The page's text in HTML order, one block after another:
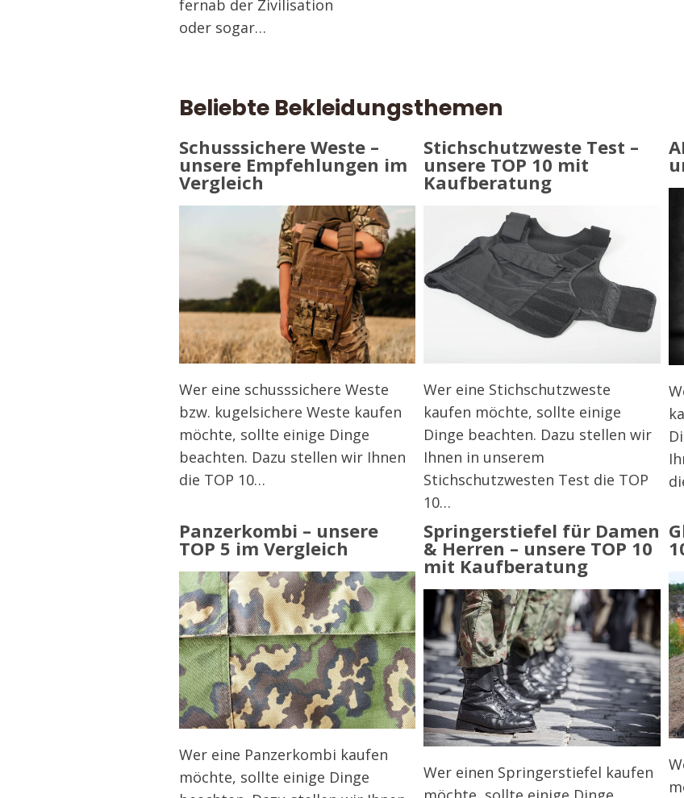
fernab der Zivilisation
oder sogar…
Beliebte Bekleidungsthemen
Schusssichere Weste –
unsere Empfehlungen im
Vergleich
Wer eine schusssichere Weste
bzw. kugelsichere Weste kaufen
möchte, sollte einige Dinge
beachten. Dazu stellen wir Ihnen
die TOP 10…
Stichschutzweste Test –
unsere TOP 10 mit
Kaufberatung
Wer eine Stichschutzweste
kaufen möchte, sollte einige
Dinge beachten. Dazu stellen wir
Ihnen in unserem
Stichschutzwesten Test die TOP
10…
Panzerkombi – unsere
TOP 5 im Vergleich
Wer eine Panzerkombi kaufen
möchte, sollte einige Dinge
Springerstiefel für Damen
& Herren – unsere TOP 10
mit Kaufberatung
Wer einen Springerstiefel kaufen